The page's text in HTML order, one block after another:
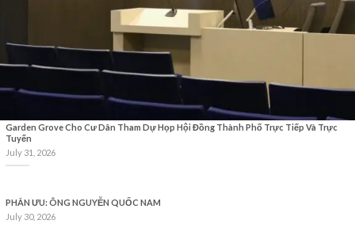
Garden Grove Cho Cư Dân Tham Dự Họp Hội Đồng Thành Phố Trực Tiếp Và Trực
Tuyến
July 31, 2026
PHÂN ƯU: ÔNG NGUYỄN QUỐC NAM
July 30, 2026